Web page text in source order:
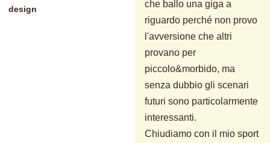
design
che ballo una giga a
riguardo perché non provo
l'avversione che altri
provano per
piccolo&morbido, ma
senza dubbio gli scenari
futuri sono particolarmente
interessanti.
Chiudiamo con il mio sport